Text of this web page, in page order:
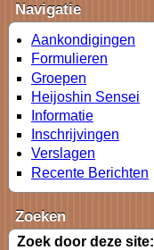
Navigatie
Aankondigingen
Formulieren
Groepen
Heijoshin Sensei
Informatie
Inschrijvingen
Verslagen
Recente Berichten
Zoeken
Zoek door deze site: